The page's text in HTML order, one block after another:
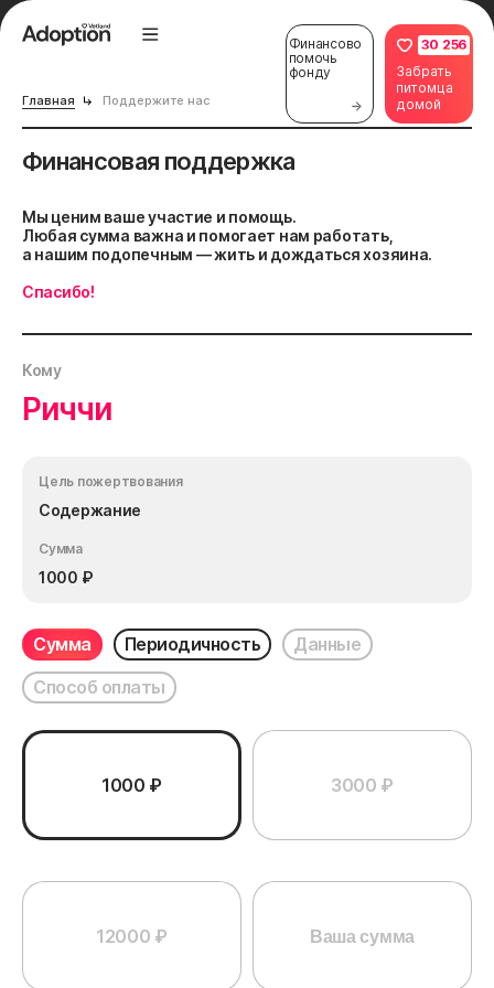
Финансово
помочь
фонду
30 256
Забрать
питомца
домой
Главная Поддержите нас
Финансовая поддержка
Мы ценим ваше участие и помощь.
Любая сумма важна и помогает нам работать,
а нашим подопечным — жить и дождаться хозяина.
Спасибо!
Кому
Риччи
Цель пожертвования
Содержание
Сумма
1000 ₽
Сумма Периодичность
Данные
Способ оплаты
1000 ₽ 3000 ₽
12000 ₽